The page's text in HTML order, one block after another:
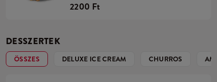
2200 Ft
DESSZERTEK
ÖSSZES DELUXE ICE CREAM CHURROS